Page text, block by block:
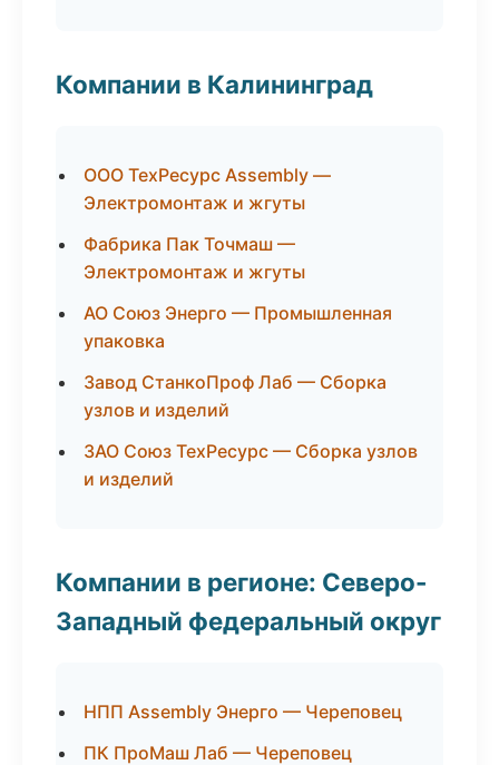
Компании в Калининград
ООО ТехРесурс Assembly —
Электромонтаж и жгуты
Фабрика Пак Точмаш —
Электромонтаж и жгуты
АО Союз Энерго — Промышленная
упаковка
Завод СтанкоПроф Лаб — Сборка
узлов и изделий
ЗАО Союз ТехРесурс — Сборка узлов
и изделий
Компании в регионе: Северо-
Западный федеральный округ
НПП Assembly Энерго — Череповец
ПК ПроМаш Лаб — Череповец